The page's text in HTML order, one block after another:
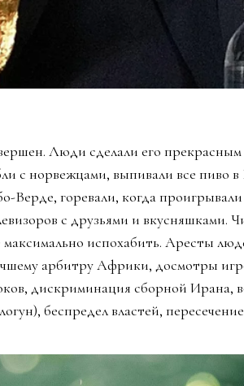
Люди сделали его
с норвежцами, выпивали все пиво в
Верде, горевали, когда
с друзьями и вкусняшками.
испохабить. Аресты
арбитру Африки, досмотры
дискриминация сборной Ирана,
беспредел властей,